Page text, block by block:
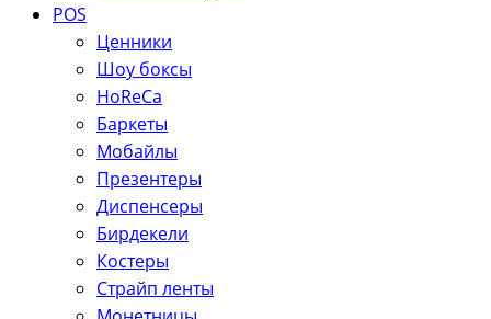
POS
Ценники
Шоу боксы
HoReCa
Баркеты
Мобайлы
Презентеры
Диспенсеры
Бирдекели
Костеры
Страйп ленты